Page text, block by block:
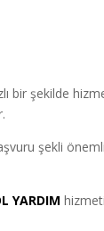
bir şekilde
şekli
YARDIM